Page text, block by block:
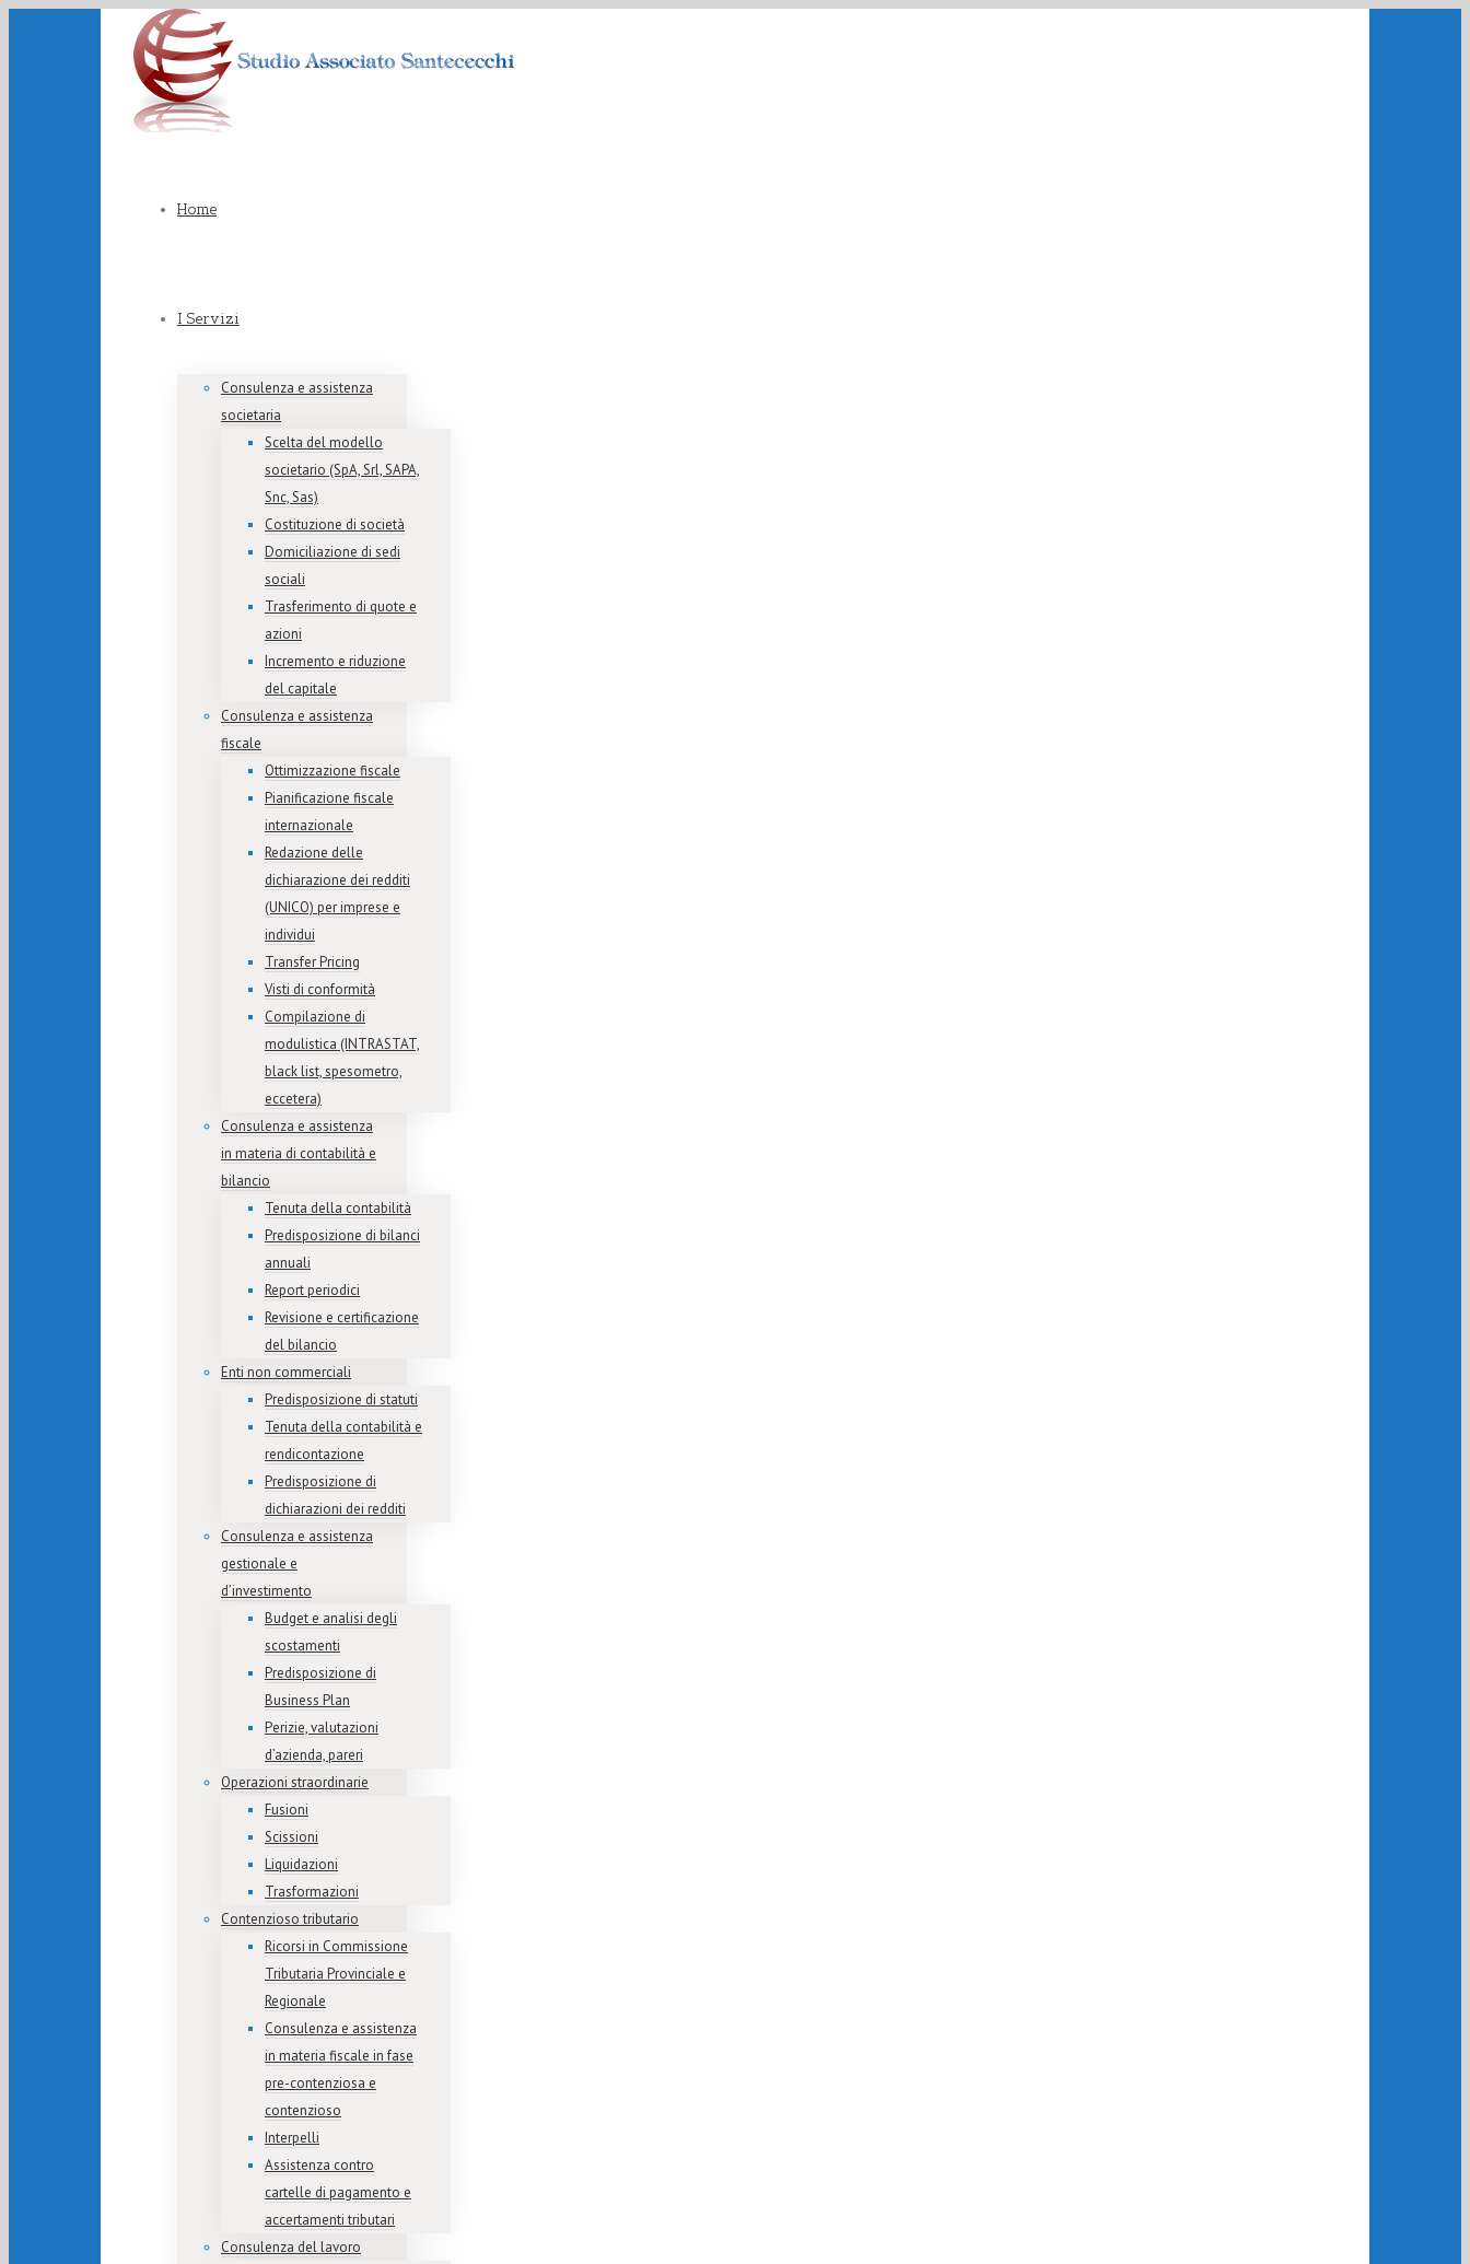
Home
I Servizi
Consulenza e assistenza
societaria
Scelta del modello
societario (SpA, Srl, SAPA,
Snc, Sas)
Costituzione di società
Domiciliazione di sedi
sociali
Trasferimento di quote e
azioni
Incremento e riduzione
del capitale
Consulenza e assistenza
fiscale
Ottimizzazione fiscale
Pianificazione fiscale
internazionale
Redazione delle
dichiarazione dei redditi
(UNICO) per imprese e
individui
Transfer Pricing
Visti di conformità
Compilazione di
modulistica (INTRASTAT,
black list, spesometro,
eccetera)
Consulenza e assistenza
in materia di contabilità e
bilancio
Tenuta della contabilità
Predisposizione di bilanci
annuali
Report periodici
Revisione e certificazione
del bilancio
Enti non commerciali
Predisposizione di statuti
Tenuta della contabilità e
rendicontazione
Predisposizione di
dichiarazioni dei redditi
Consulenza e assistenza
gestionale e
d’investimento
Budget e analisi degli
scostamenti
Predisposizione di
Business Plan
Perizie, valutazioni
d’azienda, pareri
Operazioni straordinarie
Fusioni
Scissioni
Liquidazioni
Trasformazioni
Contenzioso tributario
Ricorsi in Commissione
Tributaria Provinciale e
Regionale
Consulenza e assistenza
in materia fiscale in fase
pre-contenziosa e
contenzioso
Interpelli
Assistenza contro
cartelle di pagamento e
accertamenti tributari
Consulenza del lavoro